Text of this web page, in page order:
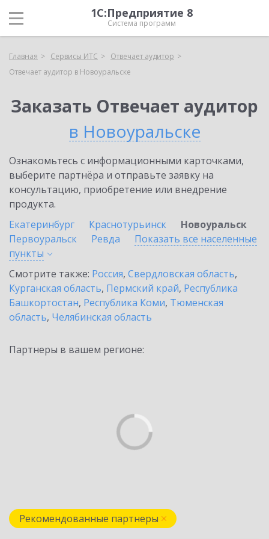
1С:Предприятие 8
Система программ
Главная Сервисы ИТС
Отвечает аудитор
Отвечает аудитор в Новоуральске
Заказать Отвечает аудитор
в Новоуральске
Ознакомьтесь с информационными карточками,
выберите партнёра и отправьте заявку на
консультацию, приобретение или внедрение
продукта.
Екатеринбург
Краснотурьинск
Новоуральск
Первоуральск
Ревда
Показать все населенные
пункты
Смотрите также: Россия, Свердловская область,
Курганская область, Пермский край, Республика
Башкортостан, Республика Коми, Тюменская
область, Челябинская область
Партнеры в вашем регионе:
Рекомендованные партнеры